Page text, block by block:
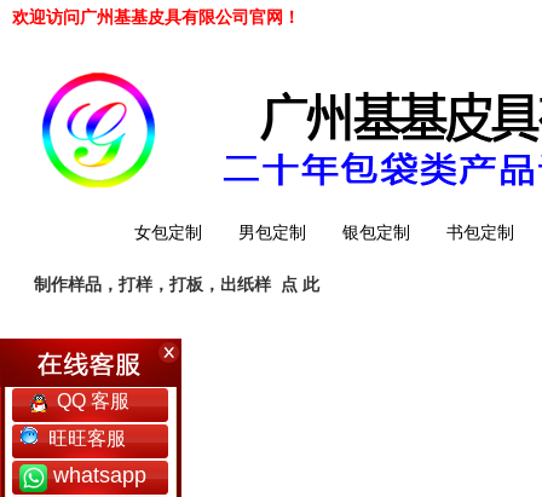
欢迎访问广州基基皮具有限公司官网！
女包定制 男包定制 银包定制 书包定制
工厂简介
制作样品，打样，打板，出纸样 点 此
QQ 客服
旺旺客服
whatsapp